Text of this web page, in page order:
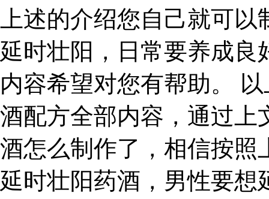
上述的介绍您自己就可
延时壮阳，日常要养成良
内容希望对您有帮助。
酒配方全部内容，通过上
酒怎么制作了，相信按照
延时壮阳药酒，男性要想